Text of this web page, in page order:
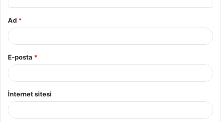
Ad *
E-posta *
İnternet sitesi